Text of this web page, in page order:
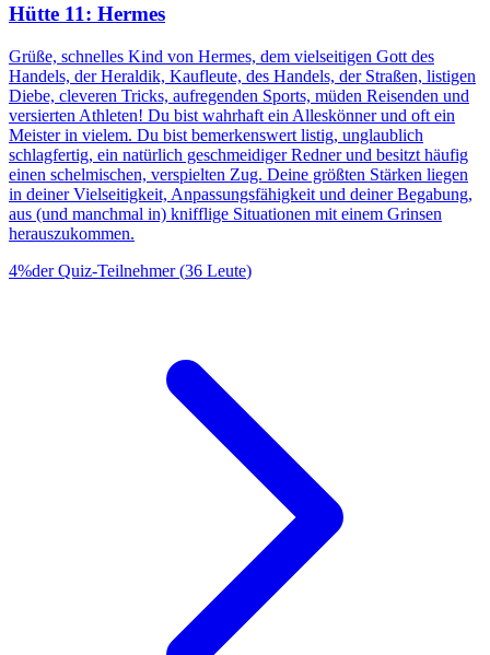
Hütte 11: Hermes
Grüße, schnelles Kind von Hermes, dem vielseitigen Gott des
Handels, der Heraldik, Kaufleute, des Handels, der Straßen, listigen
Diebe, cleveren Tricks, aufregenden Sports, müden Reisenden und
versierten Athleten! Du bist wahrhaft ein Alleskönner und oft ein
Meister in vielem. Du bist bemerkenswert listig, unglaublich
schlagfertig, ein natürlich geschmeidiger Redner und besitzt häufig
einen schelmischen, verspielten Zug. Deine größten Stärken liegen
in deiner Vielseitigkeit, Anpassungsfähigkeit und deiner Begabung,
aus (und manchmal in) knifflige Situationen mit einem Grinsen
herauszukommen.
4%der Quiz-Teilnehmer(36 Leute)